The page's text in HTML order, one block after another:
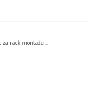
za rack montažu ...